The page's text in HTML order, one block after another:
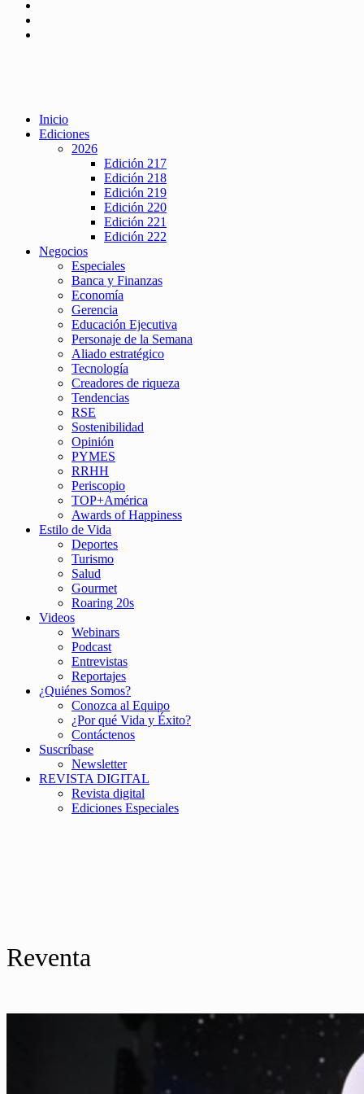
Inicio
Ediciones
2026
Edición 217
Edición 218
Edición 219
Edición 220
Edición 221
Edición 222
Negocios
Especiales
Banca y Finanzas
Economía
Gerencia
Educación Ejecutiva
Personaje de la Semana
Aliado estratégico
Tecnología
Creadores de riqueza
Tendencias
RSE
Sostenibilidad
Opinión
PYMES
RRHH
Periscopio
TOP+América
Awards of Happiness
Estilo de Vida
Deportes
Turismo
Salud
Gourmet
Roaring 20s
Videos
Webinars
Podcast
Entrevistas
Reportajes
¿Quiénes Somos?
Conozca al Equipo
¿Por qué Vida y Éxito?
Contáctenos
Suscríbase
Newsletter
REVISTA DIGITAL
Revista digital
Ediciones Especiales
Reventa